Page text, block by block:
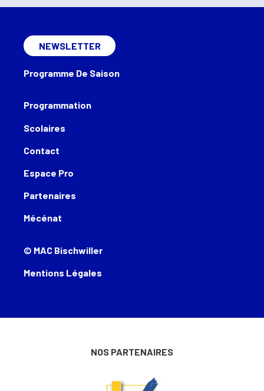
Programmation
Scolaires
Contact
Espace Pro
Partenaires
Mécénat
NEWSLETTER
Programme De Saison
© MAC Bischwiller
Mentions Légales
NOS PARTENAIRES